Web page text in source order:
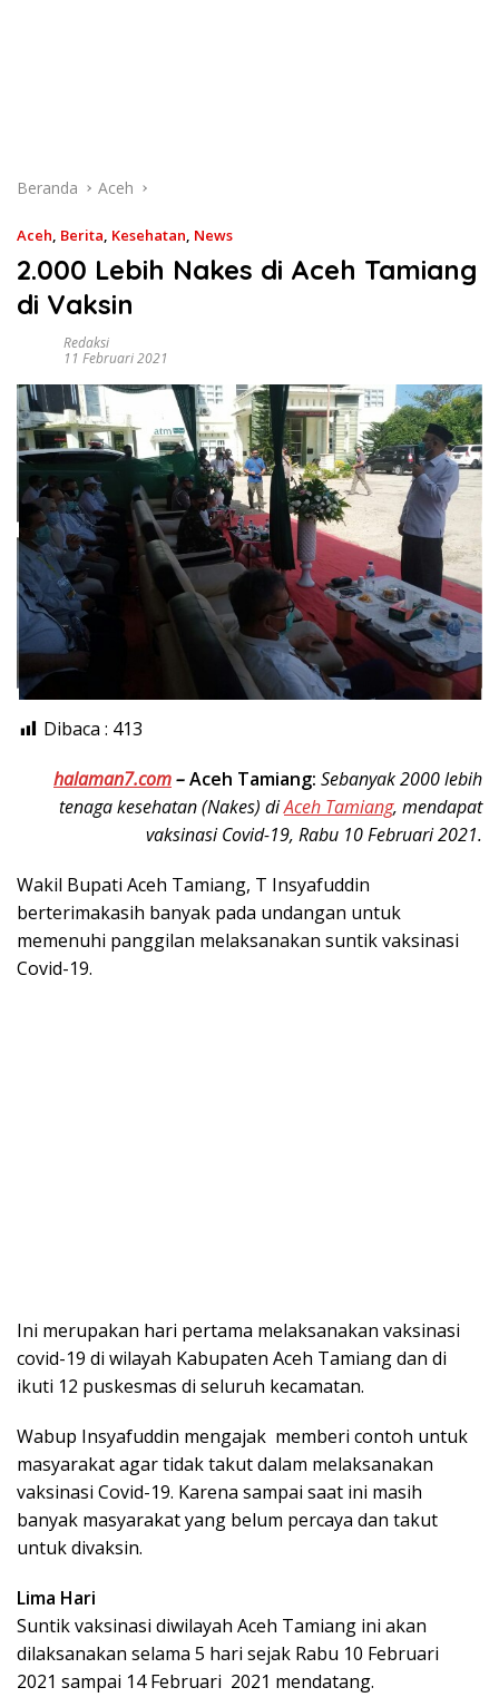
Beranda Aceh
Aceh, Berita, Kesehatan, News
2.000 Lebih Nakes di Aceh Tamiang
di Vaksin
Redaksi
11 Februari 2021
Dibaca : 413
halaman7.com–Aceh Tamiang: Sebanyak 2000 lebih
tenaga kesehatan (Nakes) diAceh Tamiang, mendapat
vaksinasi Covid-19, Rabu 10 Februari 2021.
Wakil Bupati Aceh Tamiang, T Insyafuddin
berterimakasih banyak pada undangan untuk
memenuhi panggilan melaksanakan suntik vaksinasi
Covid-19.
Ini merupakan hari pertama melaksanakan vaksinasi
covid-19 di wilayah Kabupaten Aceh Tamiang dan di
ikuti 12 puskesmas di seluruh kecamatan.
Wabup Insyafuddin mengajak memberi contoh untuk
masyarakat agar tidak takut dalam melaksanakan
vaksinasi Covid-19. Karena sampai saat ini masih
banyak masyarakat yang belum percaya dan takut
untuk divaksin.
Lima Hari
Suntik vaksinasi diwilayah Aceh Tamiang ini akan
dilaksanakan selama 5 hari sejak Rabu 10 Februari
2021 sampai 14 Februari 2021 mendatang.